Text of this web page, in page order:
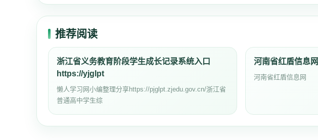
推荐阅读
浙江省义务教育阶段学生成长记录系统入口
https://yjglpt
懒人学习网小编整理分享https://pjglpt.zjedu.gov.cn/浙江省
普通高中学生综
河南省红盾信息网
河南省红盾信息网